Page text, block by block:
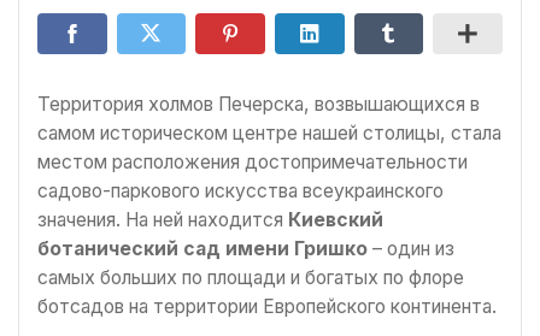
Территория холмов Печерска, возвышающихся в
самом историческом центре нашей столицы, стала
местом расположения достопримечательности
садово-паркового искусства всеукраинского
значения. На ней находится Киевский
ботанический сад имени Гришко – один из
самых больших по площади и богатых по флоре
ботсадов на территории Европейского континента.